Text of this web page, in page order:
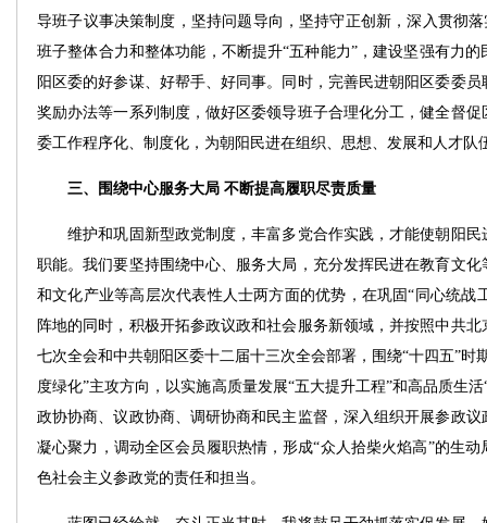
导班子议事决策制度，坚持问题导向，坚持守正创新，深入贯彻落
班子整体合力和整体功能，不断提升“五种能力”，建设坚强有力
阳区委的好参谋、好帮手、好同事。同时，完善民进朝阳区委委
奖励办法等一系列制度，做好区委领导班子合理化分工，健全督
委工作程序化、制度化，为朝阳民进在组织、思想、发展和人才队
三、围绕中心服务大局 不断提高履职尽责质量
维护和巩固新型政党制度，丰富多党合作实践，才能使朝阳民
职能。我们要坚持围绕中心、服务大局，充分发挥民进在教育文
和文化产业等高层次代表性人士两方面的优势，在巩固“同心统战
阵地的同时，积极开拓参政议政和社会服务新领域，并按照中共
七次全会和中共朝阳区委十二届十三次全会部署，围绕“十四五”时
度绿化”主攻方向，以实施高质量发展“五大提升工程”和高品质生
政协协商、议政协商、调研协商和民主监督，深入组织开展参政
凝心聚力，调动全区会员履职热情，形成“众人拾柴火焰高”的生
色社会主义参政党的责任和担当。